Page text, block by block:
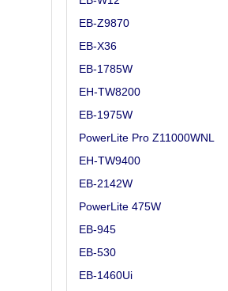
EB-Z9870
EB-X36
EB-1785W
EH-TW8200
EB-1975W
PowerLite Pro Z11000WNL
EH-TW9400
EB-2142W
PowerLite 475W
EB-945
EB-530
EB-1460Ui